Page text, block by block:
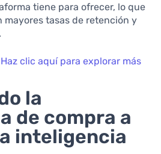
tiene para ofrecer, lo que
mayores tasas de retención y
Haz clic aquí para explorar más
la
de compra a
inteligencia